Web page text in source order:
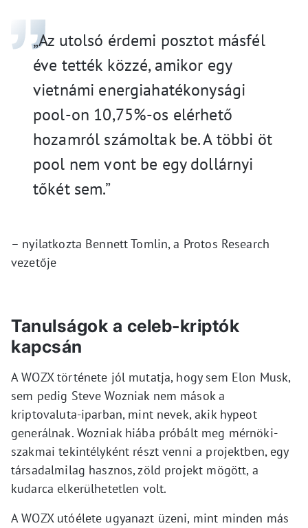
„Az utolsó érdemi posztot másfél
éve tették közzé, amikor egy
vietnámi energiahatékonysági
pool-on 10,75%-os elérhető
hozamról számoltak be. A többi öt
pool nem vont be egy dollárnyi
tőkét sem.”
– nyilatkozta Bennett Tomlin, a Protos Research
vezetője
Tanulságok a celeb-kriptók
kapcsán
A WOZX története jól mutatja, hogy sem Elon Musk,
sem pedig Steve Wozniak nem mások a
kriptovaluta-iparban, mint nevek, akik hypeot
generálnak. Wozniak hiába próbált meg mérnöki-
szakmai tekintélyként részt venni a projektben, egy
társadalmilag hasznos, zöld projekt mögött, a
kudarca elkerülhetetlen volt.
A WOZX utóélete ugyanazt üzeni, mint minden más